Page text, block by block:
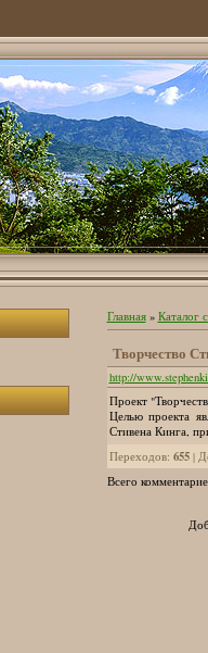
Главная» Каталог
Творчество
http://
Проект
Целью проекта
Стивена Кинга,
Переходов: 655|
Всего